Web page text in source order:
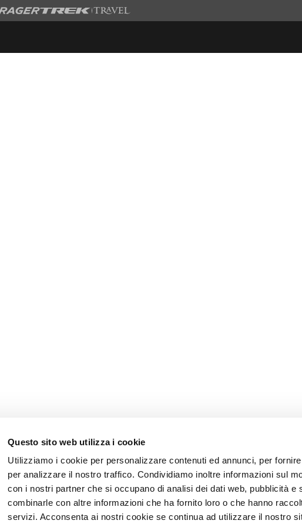
Questo sito web utilizza i cookie
Utilizziamo i cookie per personalizzare contenuti ed annunci, per
per analizzare il nostro traffico. Condividiamo inoltre informazioni sul
con i nostri partner che si occupano di analisi dei dati web, pubblicità e
combinarle con altre informazioni che ha fornito loro o che hanno
servizi. Acconsenta ai nostri cookie se continua ad utilizzare il nostro